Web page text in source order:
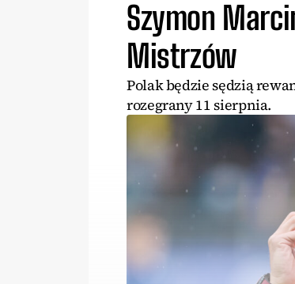
Szymon
Mistrzów
Polak będzie sędzią
rozegrany 11 sierpnia.